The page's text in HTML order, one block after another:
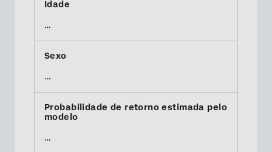
…
…
…